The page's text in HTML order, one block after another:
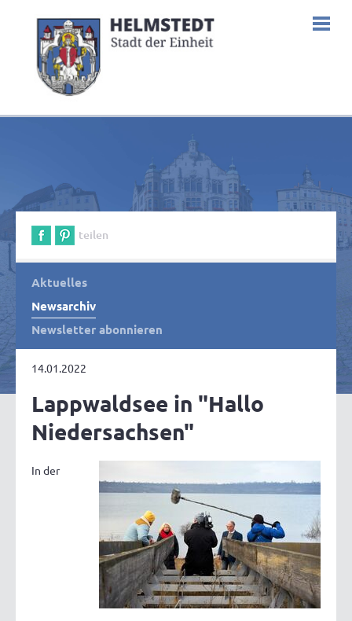
teilen
Aktuelles
Newsarchiv
Newsletter abonnieren
14.01.2022
Lappwaldsee in "Hallo
Niedersachsen"
In der